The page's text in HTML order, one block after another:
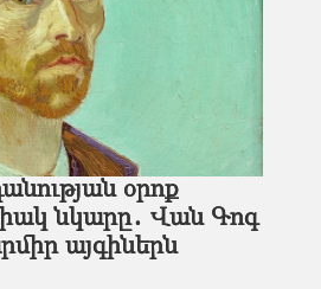
օրոք
նկարը․ Վան Գոգ
այգիներն